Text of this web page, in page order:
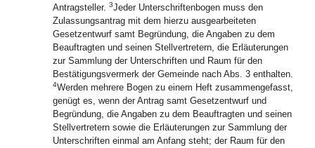
Antragsteller. 3Jeder Unterschriftenbogen muss den
Zulassungsantrag mit dem hierzu ausgearbeiteten
Gesetzentwurf samt Begründung, die Angaben zu dem
Beauftragten und seinen Stellvertretern, die Erläuterungen
zur Sammlung der Unterschriften und Raum für den
Bestätigungsvermerk der Gemeinde nach Abs. 3 enthalten.
4Werden mehrere Bogen zu einem Heft zusammengefasst,
genügt es, wenn der Antrag samt Gesetzentwurf und
Begründung, die Angaben zu dem Beauftragten und seinen
Stellvertretern sowie die Erläuterungen zur Sammlung der
Unterschriften einmal am Anfang steht; der Raum für den